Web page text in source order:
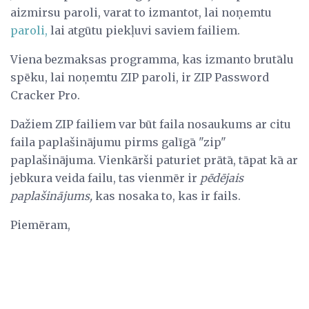
aizmirsu paroli, varat to izmantot, lai noņemtu
paroli, lai atgūtu piekļuvi saviem failiem.
Viena bezmaksas programma, kas izmanto brutālu
spēku, lai noņemtu ZIP paroli, ir ZIP Password
Cracker Pro.
Dažiem ZIP failiem var būt faila nosaukums ar citu
faila paplašinājumu pirms galīgā "zip"
paplašinājuma. Vienkārši paturiet prātā, tāpat kā ar
jebkura veida failu, tas vienmēr ir pēdējais
paplašinājums, kas nosaka to, kas ir fails.
Piemēram,